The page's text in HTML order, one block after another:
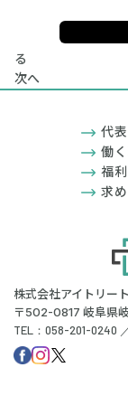
る
次へ
株式会社アイトリート
〒502-0817 岐阜県
TEL：058-201-0240
代
働
福
求